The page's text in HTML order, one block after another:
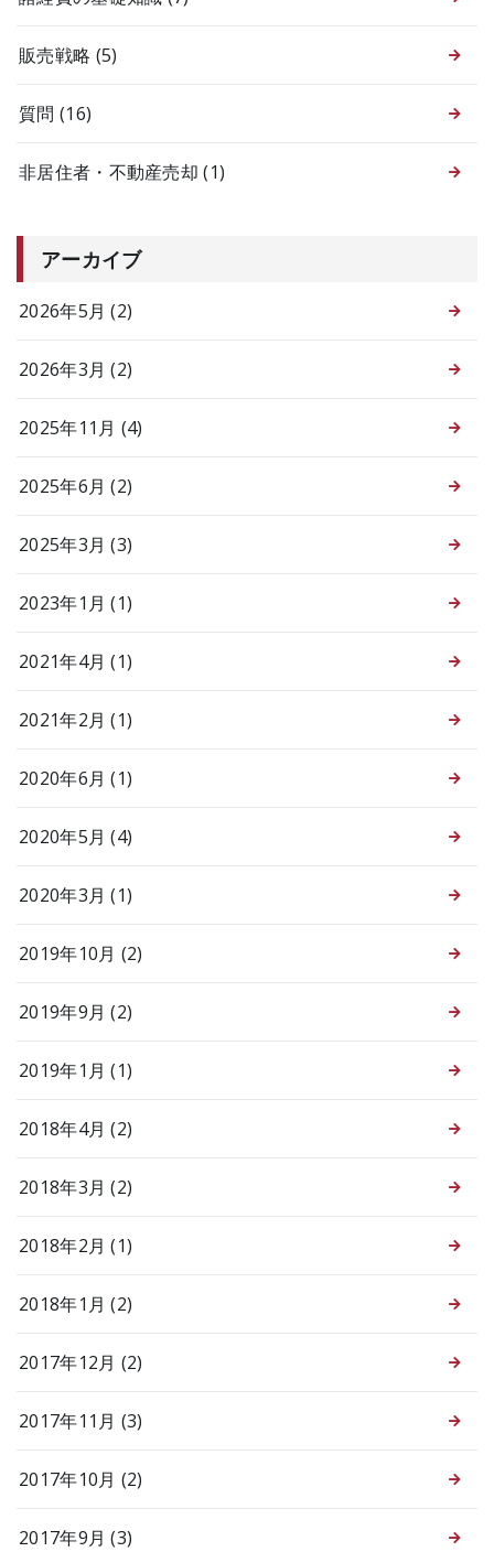
販売戦略 (5)
質問 (16)
非居住者・不動産売却(1)
アーカイブ
2026年5月 (2)
2026年3月 (2)
2025年11月 (4)
2025年6月 (2)
2025年3月 (3)
2023年1月 (1)
2021年4月 (1)
2021年2月 (1)
2020年6月 (1)
2020年5月 (4)
2020年3月 (1)
2019年10月 (2)
2019年9月 (2)
2019年1月 (1)
2018年4月 (2)
2018年3月 (2)
2018年2月 (1)
2018年1月 (2)
2017年12月 (2)
2017年11月 (3)
2017年10月 (2)
2017年9月 (3)